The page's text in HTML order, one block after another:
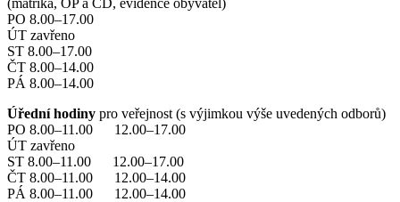
PO 8.00–17.00
ÚT zavřeno
ST 8.00–17.00
ČT 8.00–14.00
PÁ 8.00–14.00
Úřední hodiny pro veřejnost (s výjimkou výše uvedených odborů)
PO 8.00–11.00 12.00–17.00
ÚT zavřeno
ST 8.00–11.00 12.00–17.00
ČT 8.00–11.00 12.00–14.00
PÁ 8.00–11.00 12.00–14.00